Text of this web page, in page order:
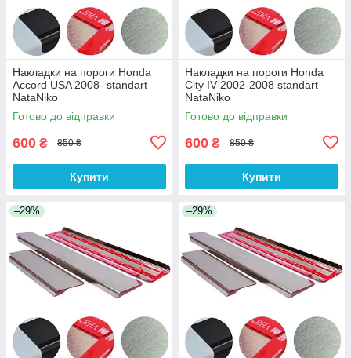
Накладки на пороги Honda
Accord USA 2008- standart
NataNiko
Готово до відправки
600 ₴ 850 ₴
Купити
Накладки на пороги Honda
City IV 2002-2008 standart
NataNiko
Готово до відправки
600 ₴ 850 ₴
Купити
–29% –29%